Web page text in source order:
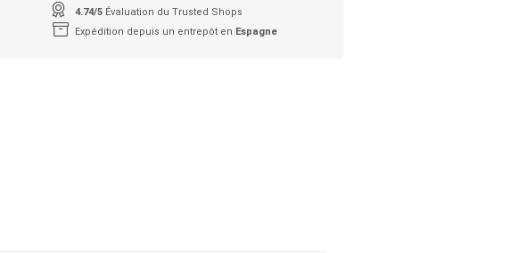
4.74/5 Évaluation du Trusted Shops
Expédition depuis un entrepôt en Espagne